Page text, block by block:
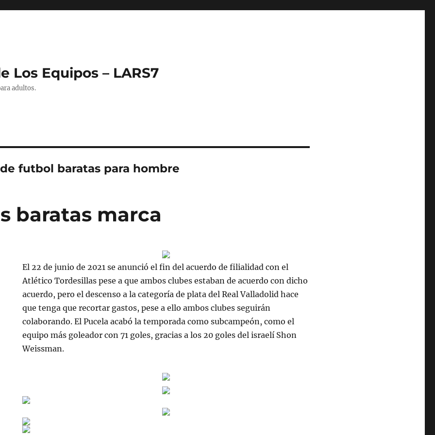
Los Equipos – LARS7
adultos.
futbol baratas para hombre
baratas marca
El 22 de junio de 2021 se anunció el fin del acuerdo de filialidad con el
Atlético Tordesillas pese a que ambos clubes estaban de acuerdo con dicho
acuerdo, pero el descenso a la categoría de plata del Real Valladolid hace
que tenga que recortar gastos, pese a ello ambos clubes seguirán
colaborando. El Pucela acabó la temporada como subcampeón, como el
equipo más goleador con 71 goles, gracias a los 20 goles del israelí Shon
Weissman.